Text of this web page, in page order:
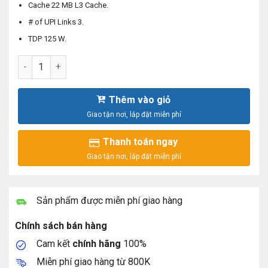
Cache 22 MB L3 Cache.
# of UPI Links 3.
TDP 125 W.
Intel® Xeon® Gold 6130T Processor 22M Cache, 2.10 GHz
Thêm vào giỏ
Thanh toán ngay
Sản phẩm được miễn phí giao hàng
Chính sách bán hàng
Cam kết chính hãng 100%
Miễn phí giao hàng từ 800K